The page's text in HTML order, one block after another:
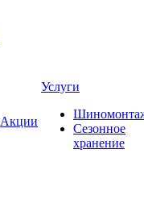
Акции
Услуги
Сезонное
хранение